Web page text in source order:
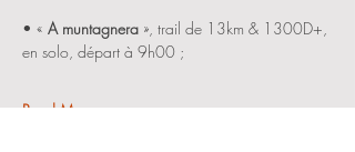
• « A muntagnera », trail de 13km & 1300D+,
en solo, départ à 9h00 ;
Read More >